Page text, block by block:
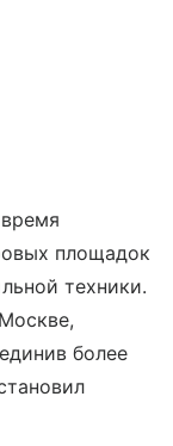
площадок
техники.
более